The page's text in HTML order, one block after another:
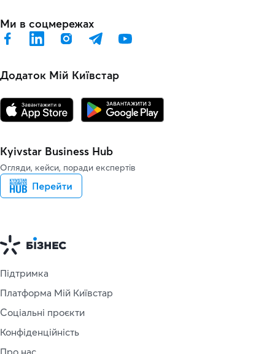
Ми в соцмережах
Додаток Мій Київстар
Kyivstar Business Hub
Огляди, кейси, поради експертів
Підтримка
Платформа Мій Київстар
Соціальні проєкти
Конфіденційність
Про нас